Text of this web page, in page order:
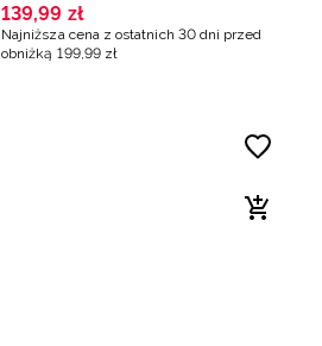
139,99 zł
Najniższa cena z ostatnich 30 dni przed
obniżką 199, 99 zł